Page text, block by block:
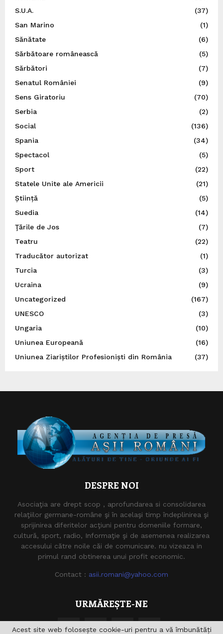
S.U.A.
(37)
San Marino
(1)
Sănătate
(6)
Sărbătoare românească
(5)
Sărbători
(7)
Senatul României
(9)
Sens Giratoriu
(70)
Serbia
(2)
Social
(136)
Spania
(34)
Spectacol
(5)
Sport
(22)
Statele Unite ale Americii
(21)
Știință
(5)
Suedia
(14)
Ţările de Jos
(7)
Teatru
(22)
Traducător autorizat
(1)
Turcia
(3)
Ucraina
(9)
Uncategorized
(167)
UNESCO
(3)
Ungaria
(10)
Uniunea Europeană
(16)
Uniunea Ziariștilor Profesioniști din România
(37)
DESPRE NOI
Asociaţia are drept scop , aprofundarea si consolidarea
relaţiilor germane-române şi în acelaşi timp îndeplinirea şi
sprijinirea diferitelor acţiuni pentru domeniile formare,
cultură, sport, radio, Informaţie şi de asemenea realizarea
accesului către noile căi de comunicare. nu vizeaza in
primul rand obtinerea unui profit economic.
Contact : asii.romani@yahoo.com
URMĂREȘTE-NE
Acest site web folosește cookie-uri pentru a vă îmbunătăți